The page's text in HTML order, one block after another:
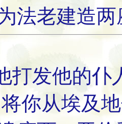
法老建造
打发他的仆
你从埃及